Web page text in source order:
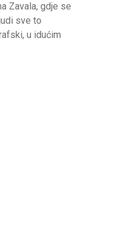
Zavala, gdje se
sve to
u idućim